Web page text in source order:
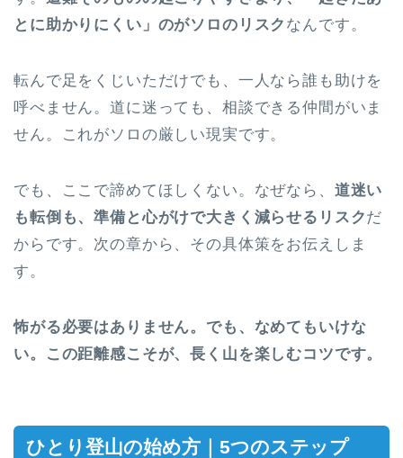
とに助かりにくい」のがソロのリスク なんです。
転んで足をくじいただけでも、一人なら誰も助けを
呼べません。道に迷っても、相談できる仲間がいま
せん。これがソロの厳しい現実です。
でも、ここで諦めてほしくない。なぜなら、 道迷い
も転倒も、準備と心がけで大きく減らせるリスクだ
からです。次の章から、その具体策をお伝えしま
す。
怖がる必要はありません。でも、なめてもいけな
い。この距離感こそが、長く山を楽しむコツです。
ひとり登山の始め方｜5つのステップ